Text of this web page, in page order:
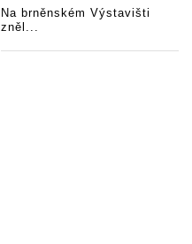
Na brněnském Výstavišti
zněl...